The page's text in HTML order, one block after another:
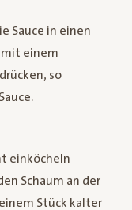
Sauce in einen
mit einem
so
einköcheln
Schaum an der
Stück kalter